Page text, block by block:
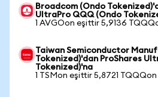
Broadcom (Ondo
UltraPro QQQ (Ondo
1 AVGOon eşittir 5,9136
Taiwan Semiconductor
Tokenized)'dan ProShares
Tokenized)'na
1 TSMon eşittir 5,8721 TQQQon